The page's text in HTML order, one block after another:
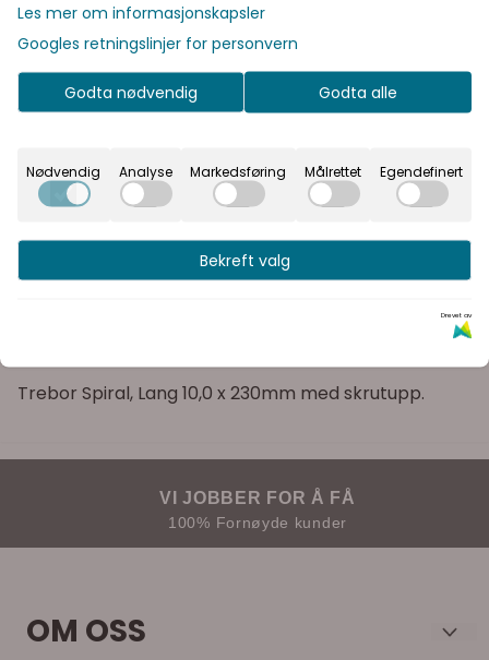
Legg i handlekurv
Kvalitetsprodukter
Trebor Spiral, Lang 10,0 x 230mm med skrutupp.
VI JOBBER FOR Å FÅ
100% Fornøyde kunder
OM OSS
velge om du vil se
prisene med eller uten
moms.
Inkl.
Ekskl.
Les mer om informasjonskapsler
Googles retningslinjer for personvern
Godta nødvendig Godta alle
Nødvendig Analyse Markedsføring Målrettet Egendefinert
Bekreft valg
Drevet av